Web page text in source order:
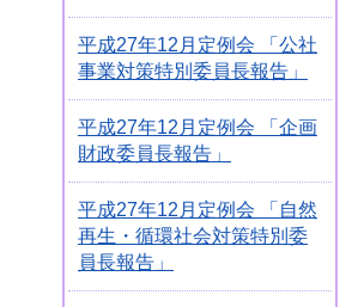
平成27年12月定例会 「公社
事業対策特別委員長報告」
平成27年12月定例会 「企画
財政委員長報告」
平成27年12月定例会 「自然
再生・循環社会対策特別委
員長報告」